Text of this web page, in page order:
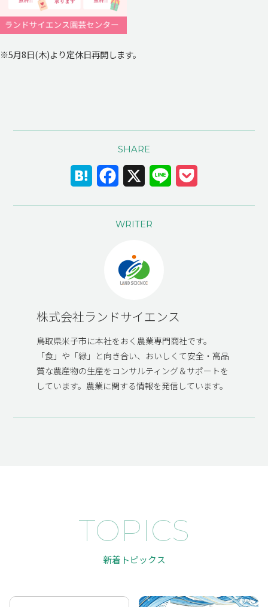
※5月8日(木)より定休日再開します。
SHARE
Hatena Facebook Line
WRITER
株式会社ランドサイエンス
鳥取県米子市に本社をおく農業専門商社です。
「食」や「緑」と向き合い、おいしくて安全・高品
質な農産物の生産をコンサルティング＆サポートを
しています。農業に関する情報を発信しています。
TOPICS
新着トピックス